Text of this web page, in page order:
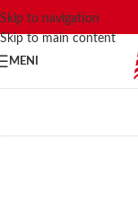
Skip to navigation
Skip to main content
MENI